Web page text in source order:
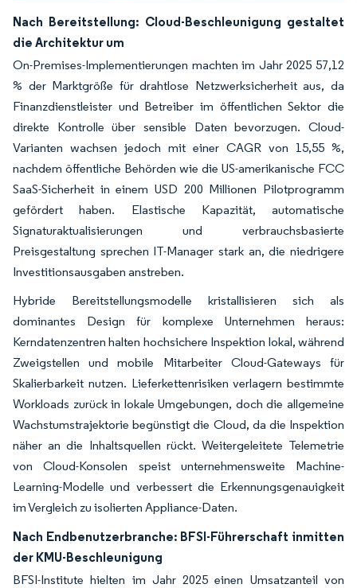
Nach Bereitstellung: Cloud-Beschleunigung gestaltet
die Architektur um
On-Premises-Implementierungen machten im Jahr 2025 57,12
% der Marktgröße für drahtlose Netzwerksicherheit aus, da
Finanzdienstleister und Betreiber im öffentlichen Sektor die
direkte Kontrolle über sensible Daten bevorzugen. Cloud-
Varianten wachsen jedoch mit einer CAGR von 15,55 %,
nachdem öffentliche Behörden wie die US-amerikanische FCC
SaaS-Sicherheit in einem USD 200 Millionen Pilotprogramm
gefördert haben. Elastische Kapazität, automatische
Signaturaktualisierungen und verbrauchsbasierte
Preisgestaltung sprechen IT-Manager stark an, die niedrigere
Investitionsausgaben anstreben.
Hybride Bereitstellungsmodelle kristallisieren sich als
dominantes Design für komplexe Unternehmen heraus:
Kerndatenzentren halten hochsichere Inspektion lokal, während
Zweigstellen und mobile Mitarbeiter Cloud-Gateways für
Skalierbarkeit nutzen. Lieferkettenrisiken verlagern bestimmte
Workloads zurück in lokale Umgebungen, doch die allgemeine
Wachstumstrajektorie begünstigt die Cloud, da die Inspektion
näher an die Inhaltsquellen rückt. Weitergeleitete Telemetrie
von Cloud-Konsolen speist unternehmensweite Machine-
Learning-Modelle und verbessert die Erkennungsgenauigkeit
im Vergleich zu isolierten Appliance-Daten.
Nach Endbenutzerbranche: BFSI-Führerschaft inmitten
der KMU-Beschleunigung
BFSI-Institute hielten im Jahr 2025 einen Umsatzanteil von